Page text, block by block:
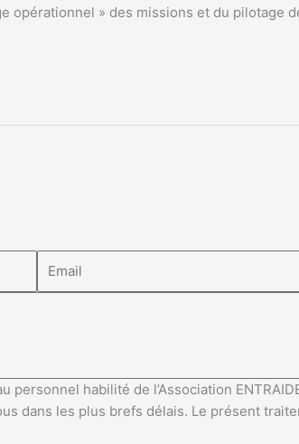
» des missions et du pilotage
habilité de l’Association
dans les plus brefs délais. Le présent